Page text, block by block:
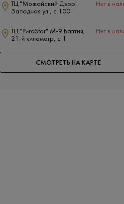
ТЦ "Можайский Двор"
Западная ул., с 100
Нет в
ТЦ "РигаStar" М-9 Балтия,
21-й километр, с 1
Нет в
СМОТРЕТЬ НА КАРТЕ